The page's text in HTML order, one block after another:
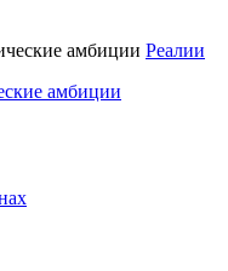
Реалии
амбиции